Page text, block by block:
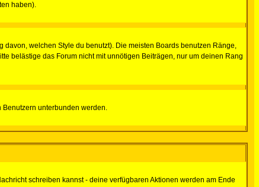
haben).
welchen Style du benutzt). Die meisten Boards benutzen Ränge,
belästige das Forum nicht mit unnötigen Beiträgen, nur um deinen Rang
Benutzern unterbunden werden.
schreiben kannst - deine verfügbaren Aktionen werden am Ende